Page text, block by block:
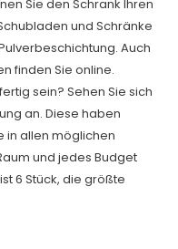
Sie den Schrank Ihren
und Schränke
Auch
finden Sie online.
sein? Sehen Sie sich
an. Diese haben
in allen möglichen
und jedes Budget
6 Stück, die größte